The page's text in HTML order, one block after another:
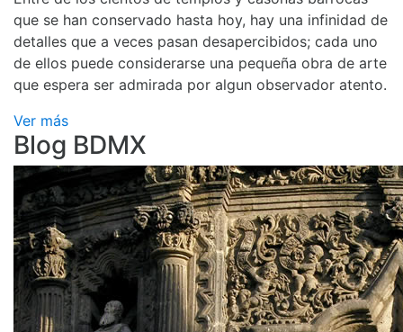
que se han conservado hasta hoy, hay una infinidad de
detalles que a veces pasan desapercibidos; cada uno
de ellos puede considerarse una pequeña obra de arte
que espera ser admirada por algun observador atento.
Ver más
Blog BDMX